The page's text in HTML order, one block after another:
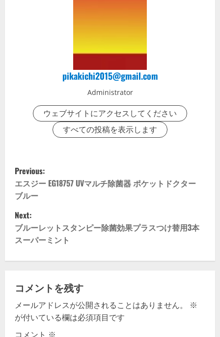
pikakichi2015@gmail.com
Administrator
ウェブサイトにアクセスしてください
すべての投稿を表示します
P
o
s
t
n
v
i
g
Previous:
エスジー EG18757 UVマルチ除菌器 ポケットドクター
ブルー
Next:
ブルーレットスタンピー除菌効果プラスつけ替用3本
スーパーミント
コメントを残す
メールアドレスが公開されることはありません。
※
が付いている欄は必須項目です
コメント ※